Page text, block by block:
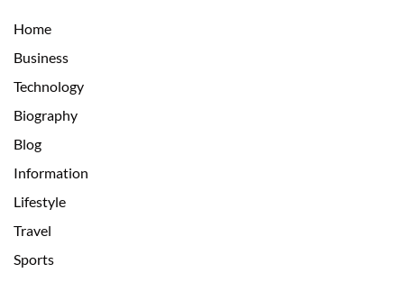
Home
Business
Technology
Biography
Blog
Information
Lifestyle
Travel
Sports